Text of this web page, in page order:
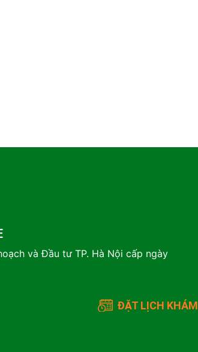
và Đầu tư TP. Hà Nội cấp ngày
ĐẶT LỊCH KHÁM